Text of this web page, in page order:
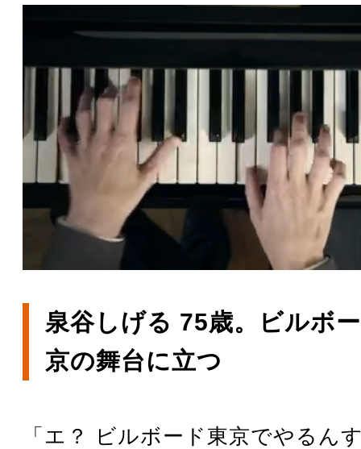
泉谷しげる 75歳。ビルボ
京の舞台に立つ
「エ？ ビルボード東京でやるん